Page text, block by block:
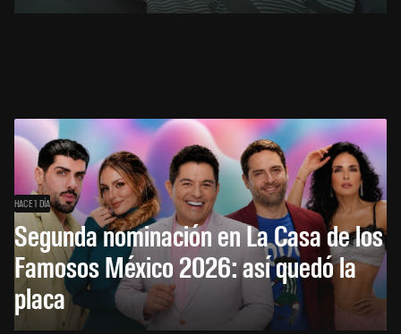
HACE 1 DÍA
Segunda nominación en La Casa de los
Famosos México 2026: así quedó la
placa